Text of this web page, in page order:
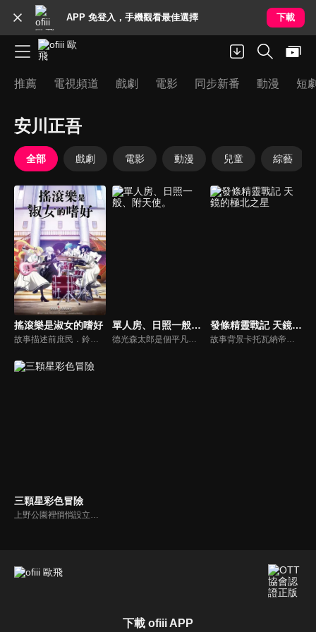
APP 免登入，手機觀看最佳選擇 下載
推薦 電視頻道 戲劇 電影 同步新番 動漫 短
安川正吾
全部 戲劇 電影 動漫 兒童 綜藝
搖滾樂是淑女的嗜好
故事描述前庶民．鈴之宮莉莉紗被迫在貴族女校過著拘謹的生活。她因再婚了的母親的願望，拚命努力地「裝作千金小姐」。然而某天，她被舊校舍傳來的聲音吸引？華麗端莊少女們的音樂青春譚就此開幕！
單人房、日照一般、附天使。
德光森太郎是個平凡的高中男生，因父母工作關係目前一個人住。一天他的住處陽台上竟躺了個可愛女孩飛羽，她自稱是天使，奉神明之命來到人界學習人類相關之事！森太郎半信半疑…此外高中同學小紬似乎也對森太郎有意思，還說要做便當給他吃，打工的餐廳也有個可愛女生說想跟他做朋友！
發條精靈戰記 天鏡的極北之星
故事背景卡托瓦納帝國，是與鄰國處於戰爭狀態的大國。少年伊庫塔在外人眼中，一向是個愛睡午覺、遊手好閒、性喜漁色的傢伙，而這樣的「懶惰鬼」正因為某些內情，不情不願的準備參加高等軍官甄試。在當時，沒有任何人預料到這樣的他，日後竟搖身一變，成為帝國史上首屈一指的名將！
三顆星彩色冒險
下載 ofiii APP